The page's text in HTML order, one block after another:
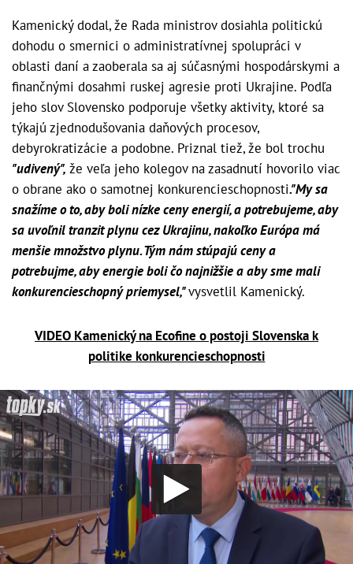
Kamenický dodal, že Rada ministrov dosiahla politickú
dohodu o smernici o administratívnej spolupráci v
oblasti daní a zaoberala sa aj súčasnými hospodárskymi a
finančnými dosahmi ruskej agresie proti Ukrajine. Podľa
jeho slov Slovensko podporuje všetky aktivity, ktoré sa
týkajú zjednodušovania daňových procesov,
debyrokratizácie a podobne. Priznal tiež, že bol trochu
"udivený", že veľa jeho kolegov na zasadnutí hovorilo viac
o obrane ako o samotnej konkurencieschopnosti."My sa
snažíme o to, aby boli nízke ceny energií, a potrebujeme, aby
sa uvoľnil tranzit plynu cez Ukrajinu, nakoľko Európa má
menšie množstvo plynu. Tým nám stúpajú ceny a
potrebujme, aby energie boli čo najnižšie a aby sme mali
konkurencieschopný priemysel,"vysvetlil Kamenický.
VIDEO Kamenický na Ecofine o postoji Slovenska k
politike konkurencieschopnosti